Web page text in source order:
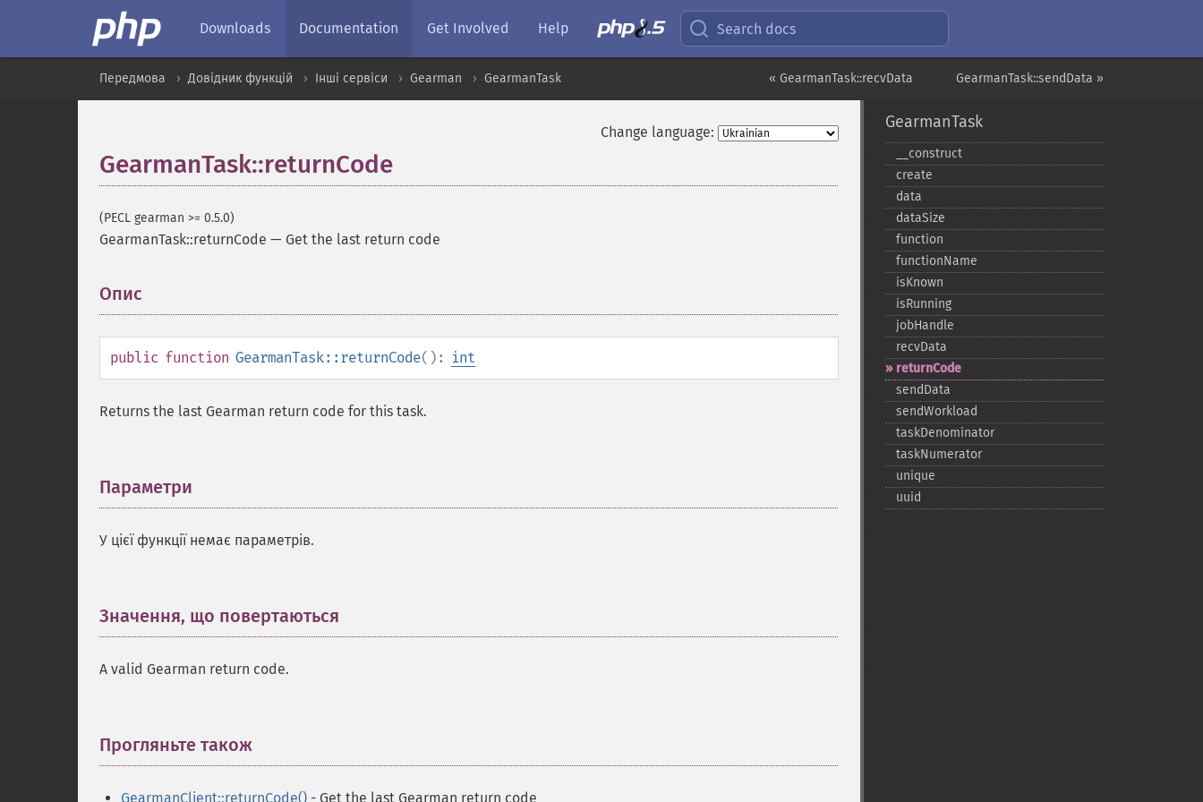
Downloads Documentation Get Involved Help Search docs
GearmanTask::sendData »
« GearmanTask::recvData
Передмова Довідник функцій Інші сервіси Gearman GearmanTask
Change language:
GearmanTask::returnCode
(PECL gearman >= 0.5.0)
GearmanTask::returnCode — Get the last return code
Опис
public function GearmanTask::returnCode(): int
Returns the last Gearman return code for this task.
Параметри
У цієї функції немає параметрів.
Значення, що повертаються
A valid Gearman return code.
Прогляньте також
GearmanClient::returnCode() - Get the last Gearman return code
GearmanTask
_​_​construct
create
data
dataSize
function
functionName
isKnown
isRunning
jobHandle
recvData
returnCode
sendData
sendWorkload
taskDenominator
taskNumerator
unique
uuid